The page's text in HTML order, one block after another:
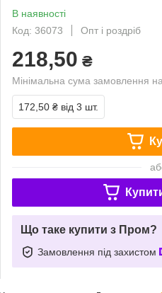
В наявності
Код: 36073
Опт і роздріб
218,50 ₴
Мінімальна сума замовлення
172,50 ₴ від 3 шт.
Що таке купити з Пром?
Замовлення під захистом